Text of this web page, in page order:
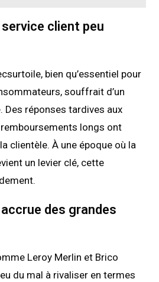
client peu
bien qu’essentiel pour
souffrait d’un
Des réponses tardives aux
longs ont
clientèle. À une époque où la
un levier clé, cette
des grandes
Leroy Merlin et Brico
du mal à rivaliser en termes